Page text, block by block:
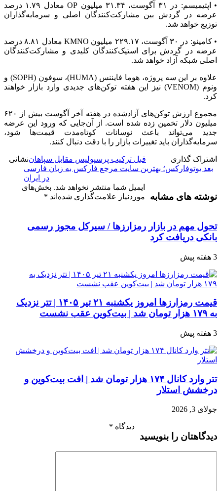
• اپتیمیسم: در ۳۱ آگوست، ۳۱.۳۴ میلیون OP معادل ۱.۷۹ درصد
عرضه در گردش بین مشارکت‌کنندگان اصلی و سرمایه‌گذاران
توزیع خواهد شد.
• کامینو: در ۳۰ آگوست، ۲۲۹.۱۷ میلیون KMNO معادل ۸.۸۱ درصد
عرضه در گردش برای استیک‌کنندگان کلیدی و مشارکت‌کنندگان
اصلی شبکه آزاد خواهد شد.
علاوه بر این سه پروژه، هوما فایننس (HUMA)، سوفون (SOPH) و
ونوم (VENOM) نیز این هفته توکن‌های جدیدی وارد بازار خواهند
کرد.
مجموع ارزش توکن‌های آزادشده در هفته آخر آگوست بیش از ۶۲۰
میلیون دلار تخمین زده شده است. از آن‌جایی که ورود این عرضه
جدید می‌تواند باعث نوسانات کوتاه‌مدت قیمت‌ها شود،
سرمایه‌گذاران باید تغییرات بازار را با دقت دنبال کنند.
اشتراک گذاری قبل ترکیب پرسپولیس مقابل سپاهان
بعد یوتوفارکس؛ بهترین سایت مرجع فارکس به زبان فارسی
در ایران
نوشته های مشابه
تحول مهم در بازار رمزارزها / سیرکل مجوز رسمی
بانکی دریافت کرد
3 هفته پیش
قیمت رمزارزها امروز یکشنبه ۲۱ تیر ۱۴۰۵ | تتر نزدیک
به ۱۷۹ هزار تومان شد | بیت‌کوین عقب نشست
3 هفته پیش
تتر وارد کانال ۱۷۴ هزار تومان شد | افت بیت‌کوین و
درخشش استلار
جولای 3, 2026
دیدگاهتان را بنویسید
نشانی
ایمیل شما منتشر نخواهد شد. بخش‌های
موردنیاز علامت‌گذاری شده‌اند *
دیدگاه *